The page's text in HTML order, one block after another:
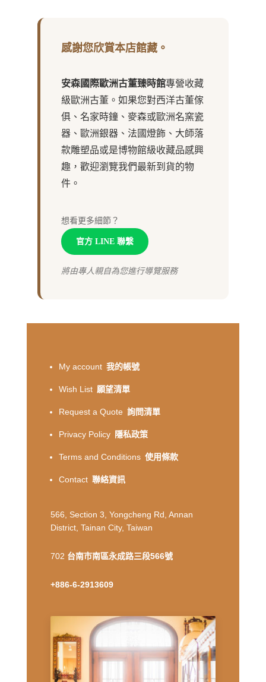
感謝您欣賞本店館藏。
安森國際歐洲古董臻時館專營收藏
級歐洲古董。如果您對西洋古董傢
俱、名家時鐘、麥森或歐洲名窯瓷
器、歐洲銀器、法國燈飾、大師落
款雕塑品或是博物館級收藏品感興
趣，歡迎瀏覽我們最新到貨的物
件。
想看更多細節？
官方 LINE 聯繫
將由專人親自為您進行導覽服務
My account 我的帳號
Wish List 願望清單
Request a Quote 詢問清單
Privacy Policy 隱私政策
Terms and Conditions 使用條款
Contact 聯絡資訊
566, Section 3, Yongcheng Rd, Annan
District, Tainan City, Taiwan
702 台南市南區永成路三段566號
+886-6-2913609